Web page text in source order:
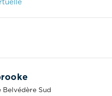
Belvédère Sud